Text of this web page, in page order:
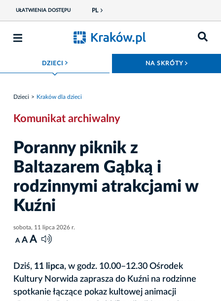
UŁATWIENIA DOSTĘPU PL
DZIECI ROZWIŃ MENU NA SKRÓTY
Dzieci Kraków dla dzieci
Komunikat archiwalny
Poranny piknik z
Baltazarem Gąbką i
rodzinnymi atrakcjami w
Kuźni
sobota, 11 lipca 2026 r.
A A A
Dziś, 11 lipca, w godz. 10.00–12.30 Ośrodek
Kultury Norwida zaprasza do Kuźni na rodzinne
spotkanie łączące pokaz kultowej animacji